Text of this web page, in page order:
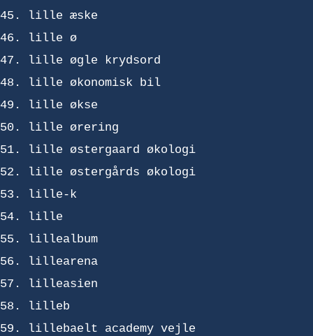
lille æske
lille ø
lille øgle krydsord
lille økonomisk bil
lille økse
lille ørering
lille østergaard økologi
lille østergårds økologi
lille-k
lille
lillealbum
lillearena
lilleasien
lilleb
lillebaelt academy vejle